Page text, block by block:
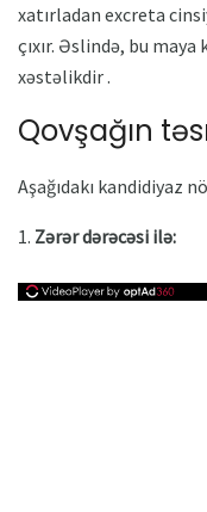
xatırladan excreta
çıxır. Əslində, bu
xəstəlikdir .
Qovşağın
Aşağıdakı kandidiyaz
1. Zərər dərəcəsi ilə: